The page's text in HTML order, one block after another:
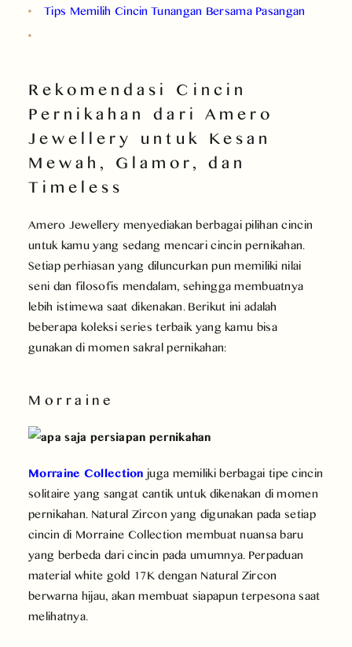
Tips Memilih Cincin Tunangan Bersama Pasangan
Rekomendasi Cincin
Pernikahan dari Amero
Jewellery untuk Kesan
Mewah, Glamor, dan
Timeless
Amero Jewellery menyediakan berbagai pilihan cincin
untuk kamu yang sedang mencari cincin pernikahan.
Setiap perhiasan yang diluncurkan pun memiliki nilai
seni dan filosofis mendalam, sehingga membuatnya
lebih istimewa saat dikenakan. Berikut ini adalah
beberapa koleksi series terbaik yang kamu bisa
gunakan di momen sakral pernikahan:
Morraine
Morraine Collection juga memiliki berbagai tipe cincin
solitaire yang sangat cantik untuk dikenakan di momen
pernikahan. Natural Zircon yang digunakan pada setiap
cincin di Morraine Collection membuat nuansa baru
yang berbeda dari cincin pada umumnya. Perpaduan
material white gold 17K dengan Natural Zircon
berwarna hijau, akan membuat siapapun terpesona saat
melihatnya.